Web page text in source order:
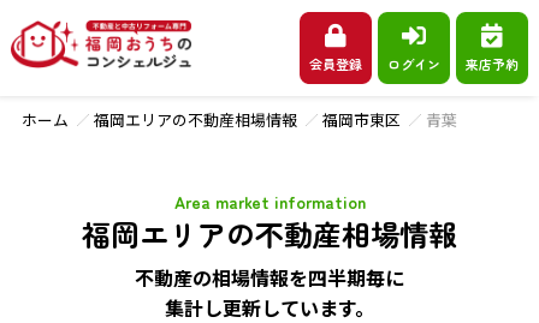
会員登録 ログイン 来店予約
ホーム 福岡エリアの不動産相場情報 福岡市東区 青葉
福岡エリアの不動産相場情報
Area market information
不動産の相場情報を四半期毎に
集計し更新しています。